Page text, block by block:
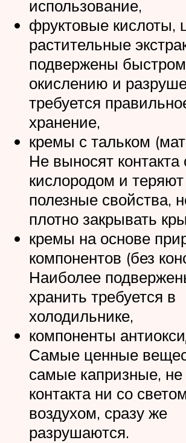
использование,
фруктовые кислоты,
растительные
подвержены
окислению и
требуется
хранение,
кремы с тальком
Не выносят контакта
кислородом и
полезные свойства,
плотно закрывать
кремы на основе
компонентов (без
Наиболее
хранить требуется в
холодильнике,
компоненты
Самые ценные
самые капризные,
контакта ни со
воздухом, сразу же
разрушаются.